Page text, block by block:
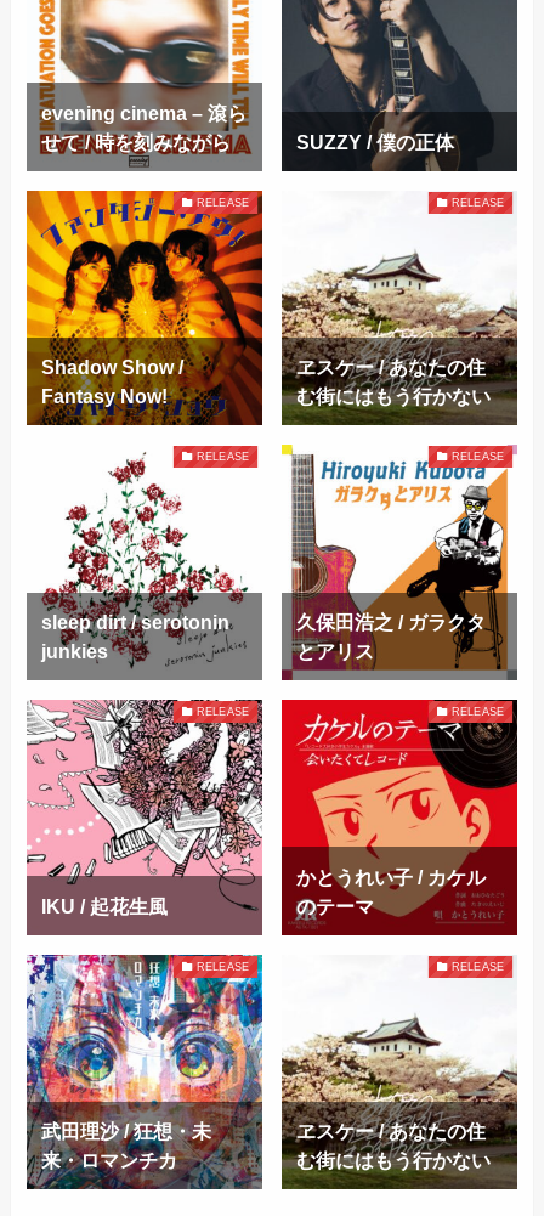
evening cinema – 滾ら
せて / 時を刻みながら
SUZZY / 僕の正体
RELEASE
Shadow Show /
Fantasy Now!
RELEASE
ヱスケー / あなたの住
む街にはもう行かない
RELEASE
sleep dirt / serotonin
junkies
RELEASE
久保田浩之 / ガラクタ
とアリス
RELEASE
IKU / 起花生風
RELEASE
かとうれい子 / カケル
のテーマ
RELEASE
武田理沙 / 狂想・未
来・ロマンチカ
RELEASE
ヱスケー / あなたの住
む街にはもう行かない